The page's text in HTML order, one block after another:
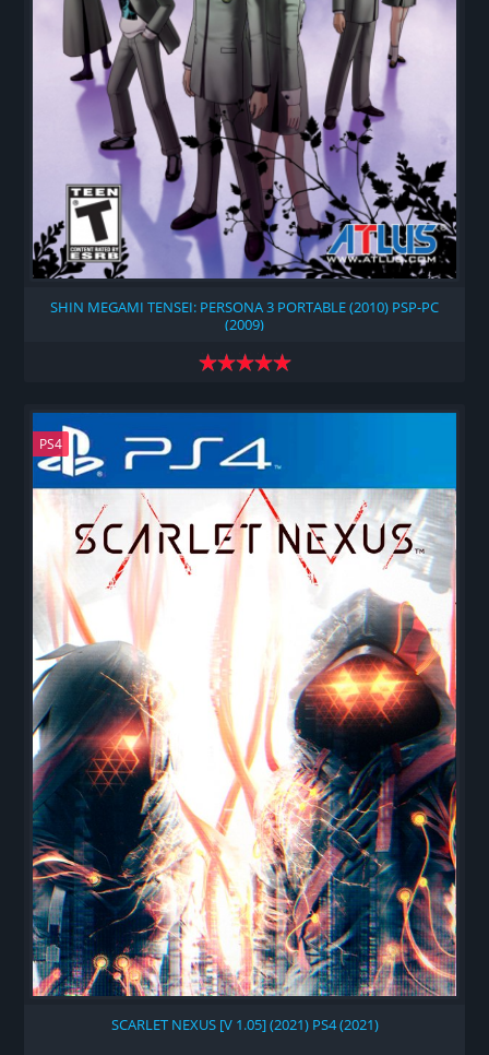
SHIN MEGAMI TENSEI: PERSONA 3 PORTABLE (2010) PSP-PC
(2009)
PS4
SCARLET NEXUS [V 1.05] (2021) PS4 (2021)